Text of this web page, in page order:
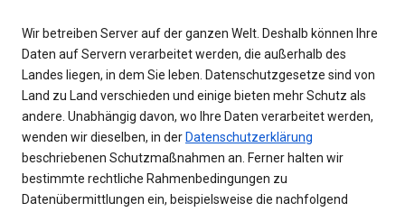
Wir betreiben Server auf der ganzen Welt. Deshalb können Ihre
Daten auf Servern verarbeitet werden, die außerhalb des
Landes liegen, in dem Sie leben. Datenschutzgesetze sind von
Land zu Land verschieden und einige bieten mehr Schutz als
andere. Unabhängig davon, wo Ihre Daten verarbeitet werden,
wenden wir dieselben, in der Datenschutzerklärung
beschriebenen Schutzmaßnahmen an. Ferner halten wir
bestimmte rechtliche Rahmenbedingungen zu
Datenübermittlungen ein, beispielsweise die nachfolgend